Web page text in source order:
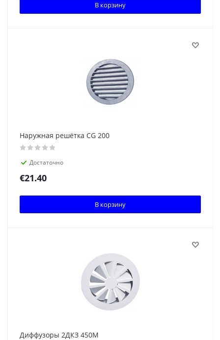
В корзину
Наружная решётка CG 200
Достаточно
€21.40
В корзину
Диффузоры 2ДКЗ 450М